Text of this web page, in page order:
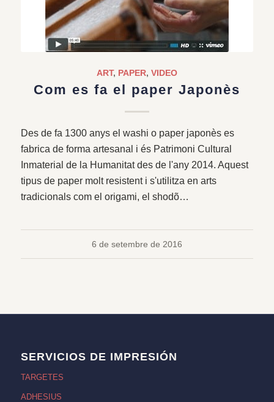
ART, PAPER, VIDEO
Com es fa el paper Japonès
Des de fa 1300 anys el washi o paper japonès es
fabrica de forma artesanal i és Patrimoni Cultural
Inmaterial de la Humanitat des de l'any 2014. Aquest
tipus de paper molt resistent i s'utilitza en arts
tradicionals com el origami, el shodõ…
6 de setembre de 2016
SERVICIOS DE IMPRESIÓN
TARGETES
ADHESIUS